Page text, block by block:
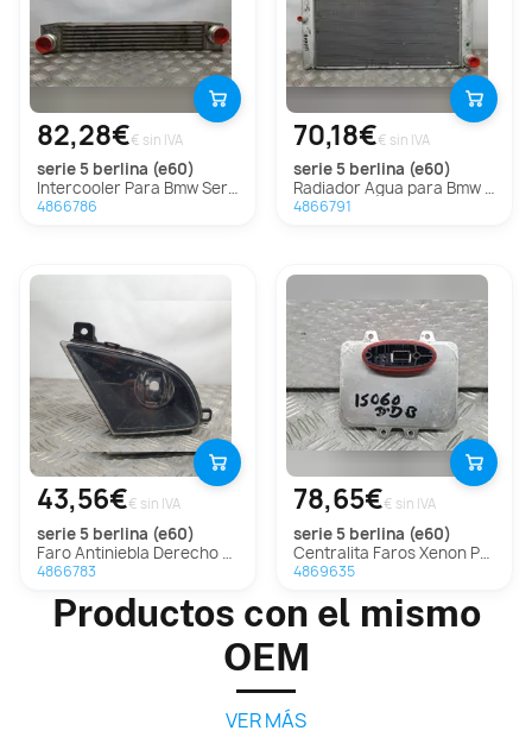
82,28€€ sin IVA
serie 5 berlina (e60)
Intercooler Para Bmw Serie 5 Berlina
4866786
70,18€€ sin IVA
serie 5 berlina (e60)
Radiador Agua para Bmw Serie 5 Berlina
4866791
43,56€€ sin IVA
serie 5 berlina (e60)
Faro Antiniebla Derecho para Bmw Serie 5 Berlina (E60)
4866783
78,65€€ sin IVA
serie 5 berlina (e60)
Centralita Faros Xenon Para Bmw Serie 5 Berlina
4869635
Productos con el mismo
OEM
VER MÁS